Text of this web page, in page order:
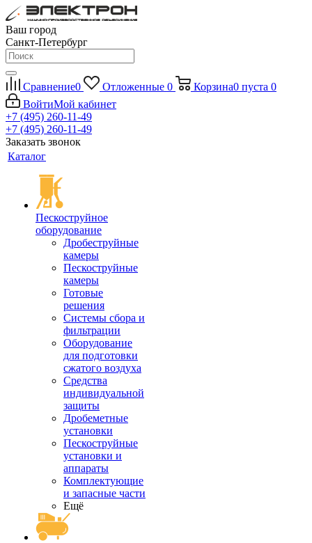
Ваш город
Санкт-Петербург
Сравнение0 Отложенные 0 Корзина0 пуста 0
ВойтиМой кабинет
+7 (495) 260-11-49
+7 (495) 260-11-49
Заказать звонок
Каталог
Пескоструйное
оборудование
Дробеструйные
камеры
Пескоструйные
камеры
Готовые
решения
Системы сбора и
фильтрации
Оборудование
для подготовки
сжатого воздуха
Средства
индивидуальной
защиты
Дробеметные
установки
Пескоструйные
установки и
аппараты
Комплектующие
и запасные части
Ещё